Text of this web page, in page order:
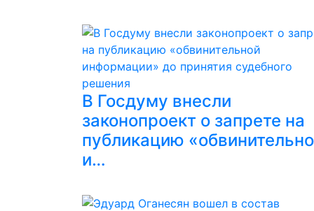
В Госдуму внесли
законопроект о запрете на
публикацию
и…